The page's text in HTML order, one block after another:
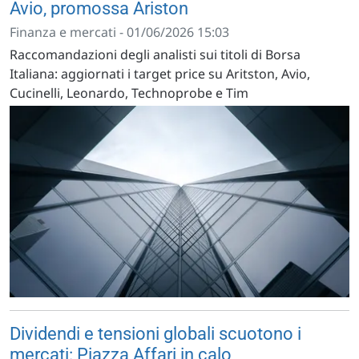
Avio, promossa Ariston
Finanza e mercati - 01/06/2026 15:03
Raccomandazioni degli analisti sui titoli di Borsa
Italiana: aggiornati i target price su Aritston, Avio,
Cucinelli, Leonardo, Technoprobe e Tim
Dividendi e tensioni globali scuotono i
mercati: Piazza Affari in calo